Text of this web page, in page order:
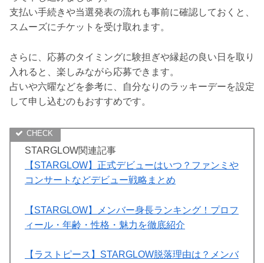
支払い手続きや当選発表の流れも事前に確認しておくと、
スムーズにチケットを受け取れます。
さらに、応募のタイミングに験担ぎや縁起の良い日を取り
入れると、楽しみながら応募できます。
占いや六曜などを参考に、自分なりのラッキーデーを設定
して申し込むのもおすすめです。
STARGLOW関連記事
【STARGLOW】正式デビューはいつ？ファンミや
コンサートなどデビュー戦略まとめ
【STARGLOW】メンバー身長ランキング！プロフ
ィール・年齢・性格・魅力を徹底紹介
【ラストピース】STARGLOW脱落理由は？メンバ